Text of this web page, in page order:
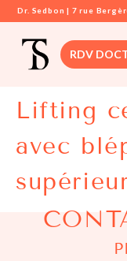
Dr. Sedbon | 7 rue
RDV
Lifting
avec